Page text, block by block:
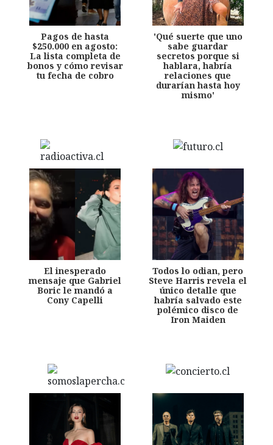
Pagos de hasta
$250.000 en agosto:
La lista completa de
bonos y cómo revisar
tu fecha de cobro
'Qué suerte que uno
sabe guardar
secretos porque si
hablara, habría
relaciones que
durarían hasta hoy
mismo'
El inesperado
mensaje que Gabriel
Boric le mandó a
Cony Capelli
Todos lo odian, pero
Steve Harris revela el
único detalle que
habría salvado este
polémico disco de
Iron Maiden